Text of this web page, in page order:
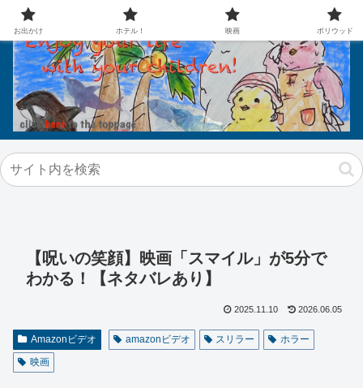
【呪いの笑顔】映画「スマイル」が5分で
わかる！【ネタバレあり】
2025.11.10 2026.06.05
Amazonビデオ amazonビデオ スリラー
ホラー
映画
お出かけ ホテル！ 映画 ボリウッド